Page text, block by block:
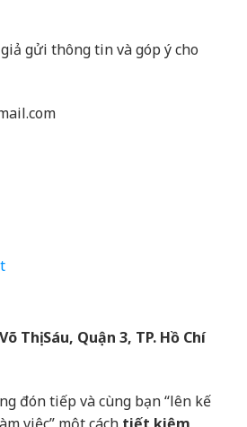
gửi thông tin và góp ý cho
Thị Sáu, Quận 3, TP. Hồ Chí
đón tiếp và cùng bạn “lên kế